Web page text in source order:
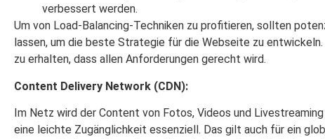
verbessert werden.
Um von Load-Balancing-Techniken zu profitieren, sollten
lassen, um die beste Strategie für die Webseite zu entwickeln.
zu erhalten, dass allen Anforderungen gerecht wird.
Content Delivery Network (CDN):
Im Netz wird der Content von Fotos, Videos und
eine leichte Zugänglichkeit essenziell. Das gilt auch für ein